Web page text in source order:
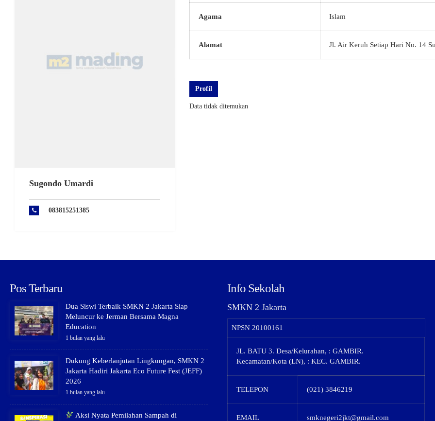
Sugondo Umardi
083815251385
Agama Islam
Alamat Jl. Air Keruh Setiap Hari No. 14
Profil
Data tidak ditemukan
Pos Terbaru
Dua Siswi Terbaik SMKN 2 Jakarta Siap
Meluncur ke Jerman Bersama Magna
Education
1 bulan yang lalu
Dukung Keberlanjutan Lingkungan, SMKN 2
Jakarta Hadiri Jakarta Eco Future Fest (JEFF)
2026
1 bulan yang lalu
Aksi Nyata Pemilahan Sampah di
Info Sekolah
SMKN 2 Jakarta
NPSN 20100161
JL. BATU 3. Desa/Kelurahan, : GAMBIR.
Kecamatan/Kota (LN), : KEC. GAMBIR.
TELEPON (021) 3846219
EMAIL smknegeri2jkt@gmail.com